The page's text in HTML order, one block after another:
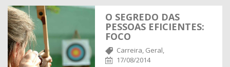
O SEGREDO DAS
PESSOAS EFICIENTES:
FOCO
Carreira, Geral,
17/08/2014